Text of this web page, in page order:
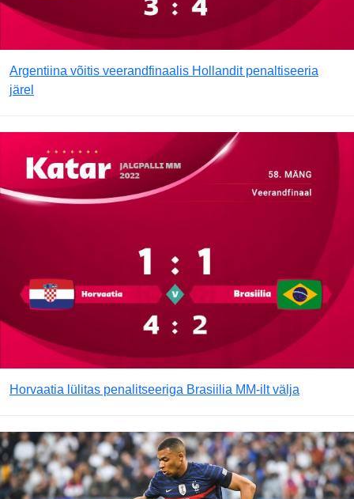
Argentiina võitis veerandfinaalis Hollandit penaltiseeria
järel
Horvaatia lülitas penalitseeriga Brasiilia MM-ilt välja